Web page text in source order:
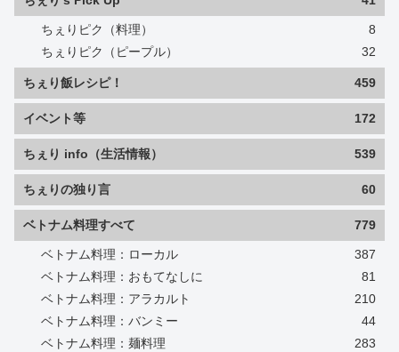
ちぇりピク（料理）
8
ちぇりピク（ピープル）
32
ちぇり飯レシピ！ 459
イベント等 172
ちぇり info（生活情報） 539
ちぇりの独り言 60
ベトナム料理すべて 779
ベトナム料理：ローカル
387
ベトナム料理：おもてなしに
81
ベトナム料理：アラカルト
210
ベトナム料理：バンミー
44
ベトナム料理：麺料理
283